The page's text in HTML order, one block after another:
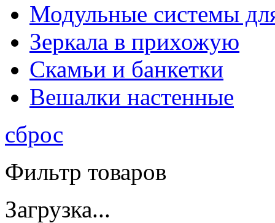
Модульные системы
Зеркала в прихожую
Скамьи и банкетки
Вешалки настенные
сброс
Фильтр товаров
Загрузка...